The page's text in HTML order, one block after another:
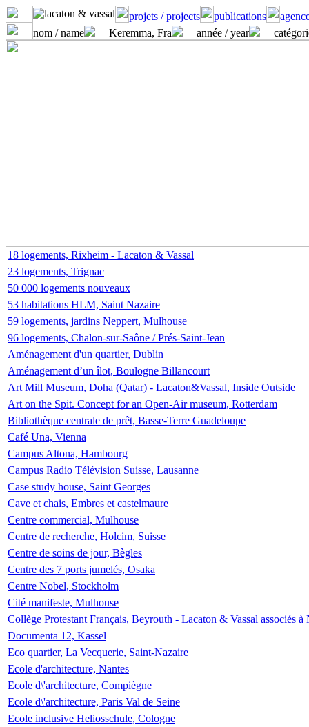
projets / projects publications
nom / name
Keremma, Fra année / year
18 logements, Rixheim - Lacaton & Vassal
23 logements, Trignac
50 000 logements nouveaux
53 habitations HLM, Saint Nazaire
59 logements, jardins Neppert, Mulhouse
96 logements, Chalon-sur-Saône / Prés-Saint-Jean
Aménagement d'un quartier, Dublin
Aménagement d’un îlot, Boulogne Billancourt
Art Mill Museum, Doha (Qatar) - Lacaton&Vassal, Inside Outside
Art on the Spit. Concept for an Open-Air museum, Rotterdam
Bibliothèque centrale de prêt, Basse-Terre Guadeloupe
Café Una, Vienna
Campus Altona, Hambourg
Campus Radio Télévision Suisse, Lausanne
Case study house, Saint Georges
Cave et chais, Embres et castelmaure
Centre commercial, Mulhouse
Centre de recherche, Holcim, Suisse
Centre de soins de jour, Bègles
Centre des 7 ports jumelés, Osaka
Centre Nobel, Stockholm
Cité manifeste, Mulhouse
Collège Protestant Français, Beyrouth - Lacaton & Vassal associés
Documenta 12, Kassel
Eco quartier, La Vecquerie, Saint-Nazaire
Ecole d'architecture, Nantes
Ecole d\'architecture, Compiègne
Ecole d\'architecture, Paris Val de Seine
Ecole inclusive Heliosschule, Cologne